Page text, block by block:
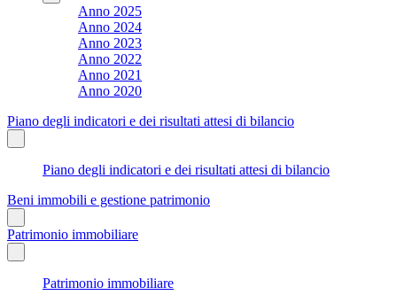
Anno 2025
Anno 2024
Anno 2023
Anno 2022
Anno 2021
Anno 2020
Piano degli indicatori e dei risultati attesi di bilancio
Piano degli indicatori e dei risultati attesi di bilancio
Beni immobili e gestione patrimonio
Patrimonio immobiliare
Patrimonio immobiliare